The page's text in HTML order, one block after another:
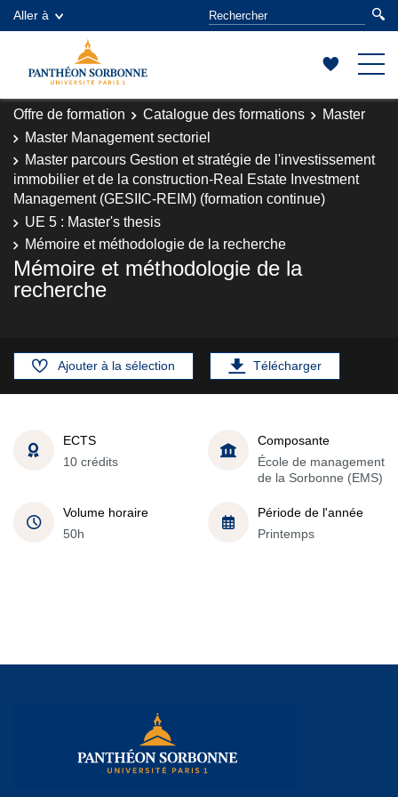
Aller à
Offre de formation Catalogue des formations
Master
Master Management sectoriel
Master parcours Gestion et stratégie de l'investissement
immobilier et de la construction-Real Estate Investment
Management (GESIIC-REIM) (formation continue)
UE 5 : Master's thesis
Mémoire et méthodologie de la recherche
Mémoire et méthodologie de la
recherche
Ajouter à la sélection Télécharger
ECTS
10 crédits
Composante
École de management
de la Sorbonne (EMS)
Volume horaire
50h
Période de l'année
Printemps